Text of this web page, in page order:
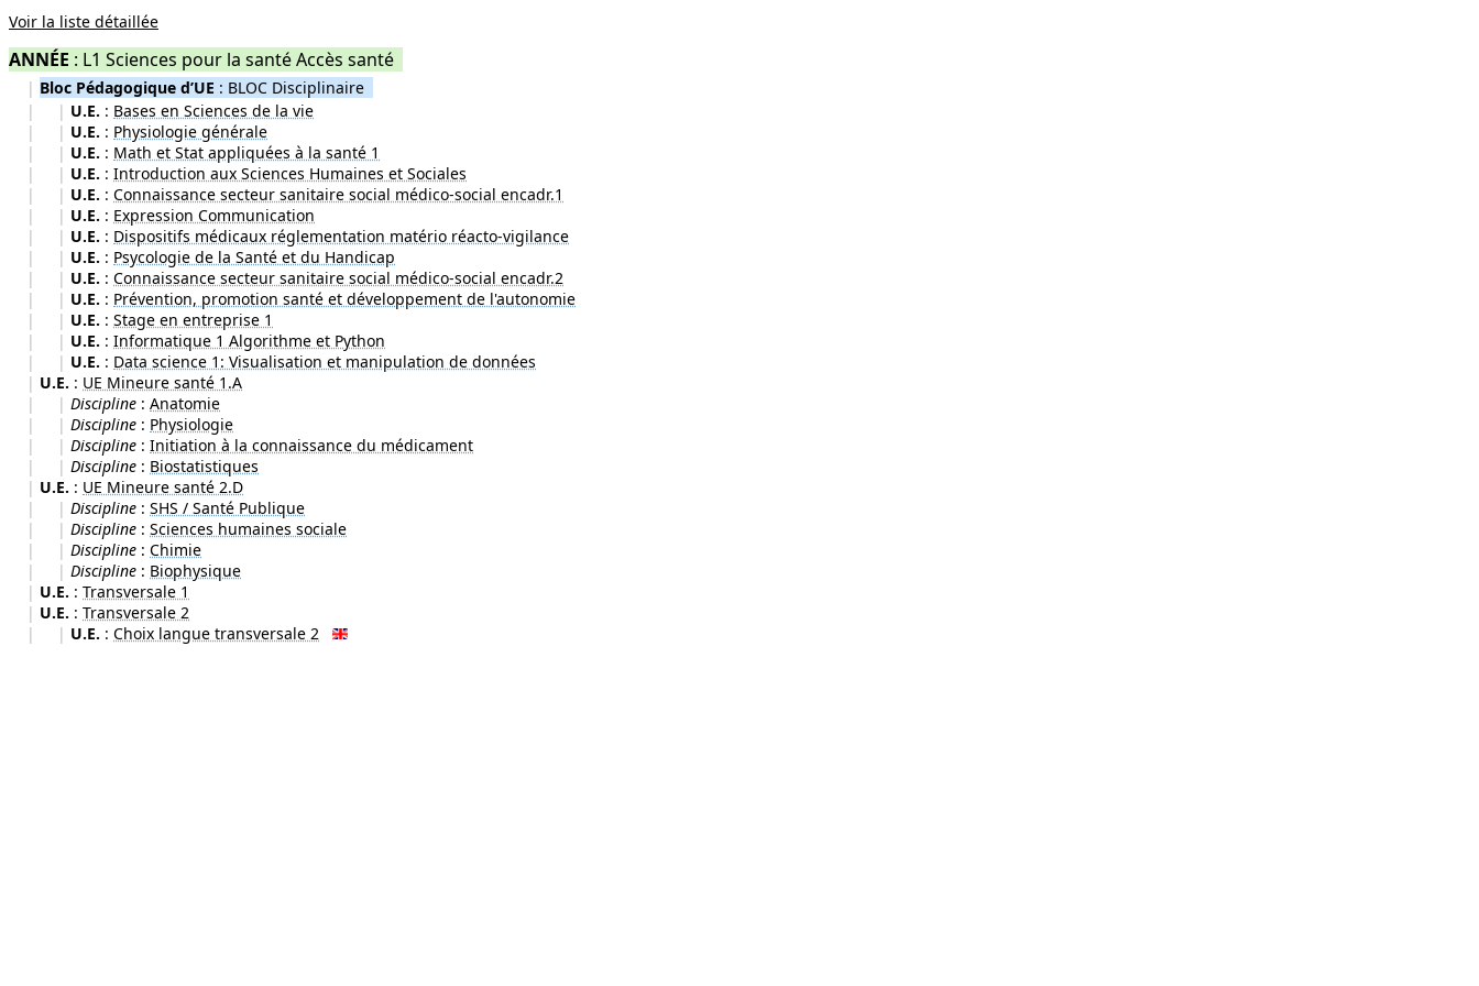
Voir la liste détaillée
ANNÉE : L1 Sciences pour la santé Accès santé
| Bloc Pédagogique d’UE : BLOC Disciplinaire
|
| U.E. : Bases en Sciences de la vie
|
| U.E. : Physiologie générale
|
| U.E. : Math et Stat appliquées à la santé 1
|
| U.E. : Introduction aux Sciences Humaines et Sociales
|
| U.E. : Connaissance secteur sanitaire social médico-social encadr.1
|
| U.E. : Expression Communication
|
| U.E. : Dispositifs médicaux réglementation matério réacto-vigilance
|
| U.E. : Psycologie de la Santé et du Handicap
|
| U.E. : Connaissance secteur sanitaire social médico-social encadr.2
|
| U.E. : Prévention, promotion santé et développement de l'autonomie
|
| U.E. : Stage en entreprise 1
|
| U.E. : Informatique 1 Algorithme et Python
|
| U.E. : Data science 1: Visualisation et manipulation de données
| U.E. : UE Mineure santé 1.A
|
| Discipline : Anatomie
|
| Discipline : Physiologie
|
| Discipline : Initiation à la connaissance du médicament
|
| Discipline : Biostatistiques
| U.E. : UE Mineure santé 2.D
|
| Discipline : SHS / Santé Publique
|
| Discipline : Sciences humaines sociale
|
| Discipline : Chimie
|
| Discipline : Biophysique
| U.E. : Transversale 1
| U.E. : Transversale 2
|
| U.E. : Choix langue transversale 2